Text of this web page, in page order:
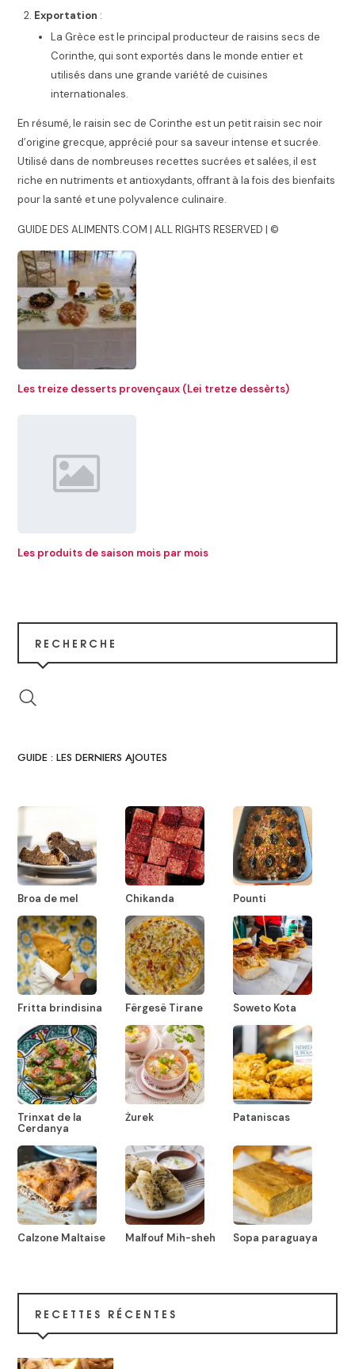
Exportation :
La Grèce est le principal producteur de raisins secs de
Corinthe, qui sont exportés dans le monde entier et
utilisés dans une grande variété de cuisines
internationales.
En résumé, le raisin sec de Corinthe est un petit raisin sec noir
d’origine grecque, apprécié pour sa saveur intense et sucrée.
Utilisé dans de nombreuses recettes sucrées et salées, il est
riche en nutriments et antioxydants, offrant à la fois des bienfaits
pour la santé et une polyvalence culinaire.
GUIDE DES ALIMENTS.COM | ALL RIGHTS RESERVED | ©
Les treize desserts provençaux (Lei tretze dessèrts)
Les produits de saison mois par mois
RECHERCHE
GUIDE : LES DERNIERS AJOUTES
Broa de mel Chikanda Pounti
Fritta brindisina Fërgesë Tirane Soweto Kota
Trinxat de la
Cerdanya
Żurek Pataniscas
Calzone Maltaise Malfouf Mih-sheh Sopa paraguaya
RECETTES RÉCENTES